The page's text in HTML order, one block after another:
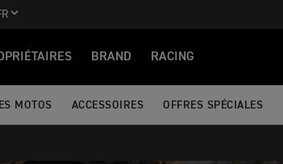
BRAND RACING
MOTOS ACCESSOIRES OFFRES SPÉCIALES